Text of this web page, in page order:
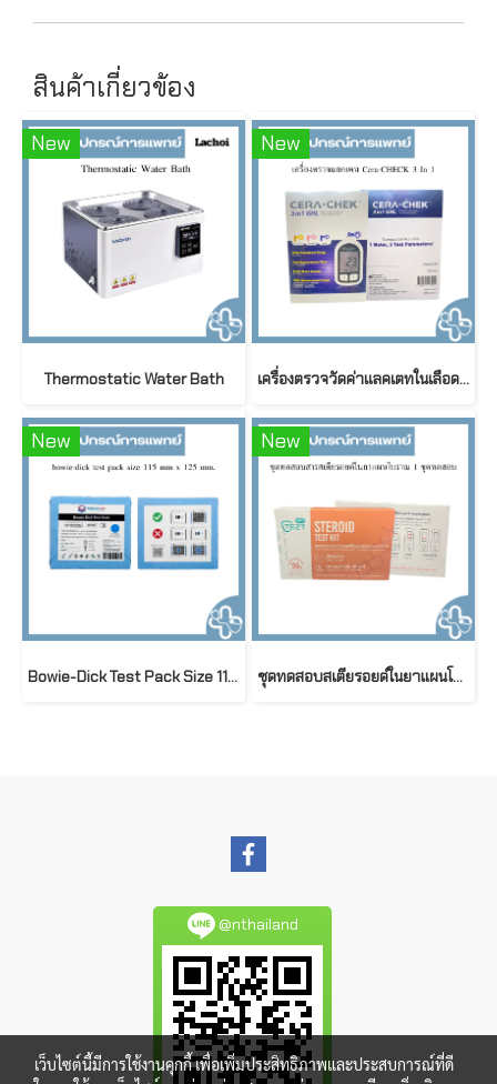
สินค้าเกี่ยวข้อง
New
Thermostatic Water Bath
New
เครื่องตรวจวัดค่าแลคเตทในเลือด CERA-CHEK 3 in 1 GHL (Glucose, Hemoglobin, Lactate)
New
Bowie-Dick Test Pack Size 115 mm x 125 mm สำหรับเครื่องนึ่งฆ่าเชื้อระบบสุญญากาศ
New
ชุดทดสอบสเตียรอยด์ในยาแผนโบราณในยาแผนโบราณ (Steroid test kit)
@nthailand
เว็บไซต์นี้มีการใช้งานคุกกี้ เพื่อเพิ่มประสิทธิภาพและประสบการณ์ที่ดี